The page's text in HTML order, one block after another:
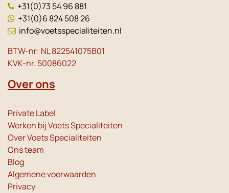
+31(0)73 54 96 881
+31(0)6 824 508 26
info@voetsspecialiteiten.nl
BTW-nr: NL 822541075B01
KVK-nr. 50086022
Over ons
Private Label
Werken bij Voets Specialiteiten
Over Voets Specialiteiten
Ons team
Blog
Algemene voorwaarden
Privacy